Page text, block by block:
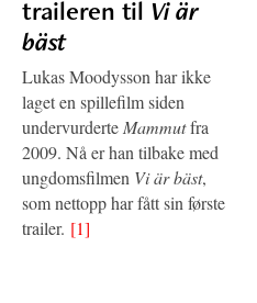
traileren til Vi är
bäst
Lukas Moodysson har ikke
laget en spillefilm siden
undervurderteMammutfra
2009. Nå er han tilbake med
ungdomsfilmen Vi är bäst,
som nettopp har fått sin første
trailer. [1]